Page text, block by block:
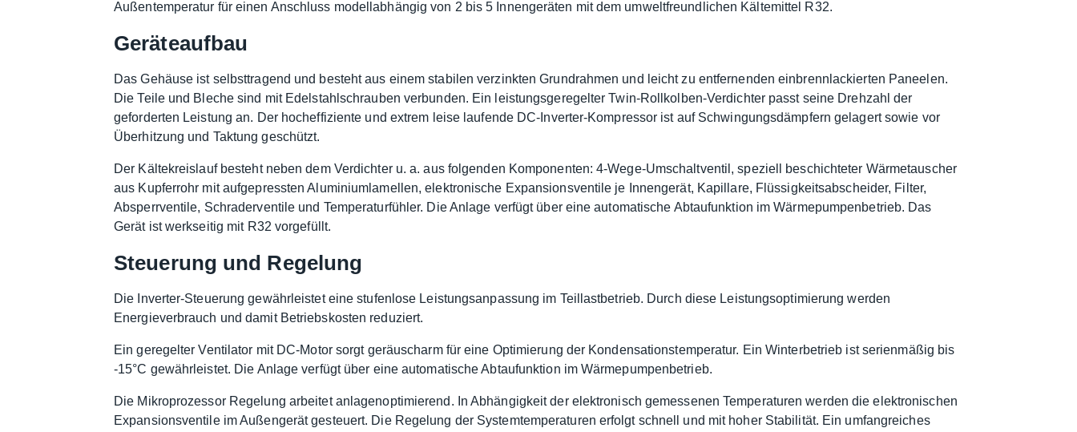
Außentemperatur für einen Anschluss modellabhängig von 2 bis 5 Innengeräten mit dem umweltfreundlichen Kältemittel R32.
Geräteaufbau
Das Gehäuse ist selbsttragend und besteht aus einem stabilen verzinkten Grundrahmen und leicht zu entfernenden einbrennlackierten Paneelen.
Die Teile und Bleche sind mit Edelstahlschrauben verbunden. Ein leistungsgeregelter Twin-Rollkolben-Verdichter passt seine Drehzahl der
geforderten Leistung an. Der hocheffiziente und extrem leise laufende DC-Inverter-Kompressor ist auf Schwingungsdämpfern gelagert sowie vor
Überhitzung und Taktung geschützt.
Der Kältekreislauf besteht neben dem Verdichter u. a. aus folgenden Komponenten: 4-Wege-Umschaltventil, speziell beschichteter Wärmetauscher
aus Kupferrohr mit aufgepressten Aluminiumlamellen, elektronische Expansionsventile je Innengerät, Kapillare, Flüssigkeitsabscheider, Filter,
Absperrventile, Schraderventile und Temperaturfühler. Die Anlage verfügt über eine automatische Abtaufunktion im Wärmepumpenbetrieb. Das
Gerät ist werkseitig mit R32 vorgefüllt.
Steuerung und Regelung
Die Inverter-Steuerung gewährleistet eine stufenlose Leistungsanpassung im Teillastbetrieb. Durch diese Leistungsoptimierung werden
Energieverbrauch und damit Betriebskosten reduziert.
Ein geregelter Ventilator mit DC-Motor sorgt geräuscharm für eine Optimierung der Kondensationstemperatur. Ein Winterbetrieb ist serienmäßig bis
-15°C gewährleistet. Die Anlage verfügt über eine automatische Abtaufunktion im Wärmepumpenbetrieb.
Die Mikroprozessor Regelung arbeitet anlagenoptimierend. In Abhängigkeit der elektronisch gemessenen Temperaturen werden die elektronischen
Expansionsventile im Außengerät gesteuert. Die Regelung der Systemtemperaturen erfolgt schnell und mit hoher Stabilität. Ein umfangreiches